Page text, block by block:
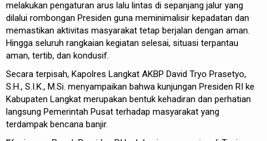
melakukan pengaturan arus lalu lintas di sepanjang jalur yang
dilalui rombongan Presiden guna meminimalisir kepadatan dan
memastikan aktivitas masyarakat tetap berjalan dengan aman.
Hingga seluruh rangkaian kegiatan selesai, situasi terpantau
aman, tertib, dan kondusif.
Secara terpisah, Kapolres Langkat AKBP David Tryo Prasetyo,
S.H., S.I.K., M.Si. menyampaikan bahwa kunjungan Presiden RI ke
Kabupaten Langkat merupakan bentuk kehadiran dan perhatian
langsung Pemerintah Pusat terhadap masyarakat yang
terdampak bencana banjir.